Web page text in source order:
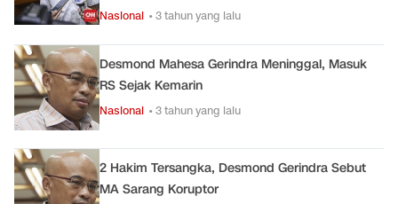
Nasional • 3 tahun yang lalu
Desmond Mahesa Gerindra Meninggal, Masuk
RS Sejak Kemarin
Nasional • 3 tahun yang lalu
2 Hakim Tersangka, Desmond Gerindra Sebut
MA Sarang Koruptor